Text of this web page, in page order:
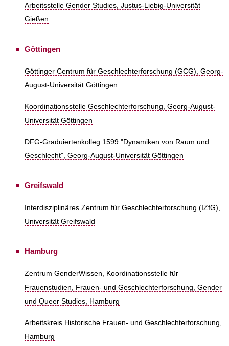
Arbeitsstelle Gender Studies, Justus-Liebig-Universität
Gießen
Göttingen
Göttinger Centrum für Geschlechterforschung (GCG), Georg-
August-Universität Göttingen
Koordinationsstelle Geschlechterforschung, Georg-August-
Universität Göttingen
DFG-Graduiertenkolleg 1599 "Dynamiken von Raum und
Geschlecht", Georg-August-Universität Göttingen
Greifswald
Interdisziplinäres Zentrum für Geschlechterforschung (IZfG),
Universität Greifswald
Hamburg
Zentrum GenderWissen, Koordinationsstelle für
Frauenstudien, Frauen- und Geschlechterforschung, Gender
und Queer Studies, Hamburg
Arbeitskreis Historische Frauen- und Geschlechterforschung,
Hamburg